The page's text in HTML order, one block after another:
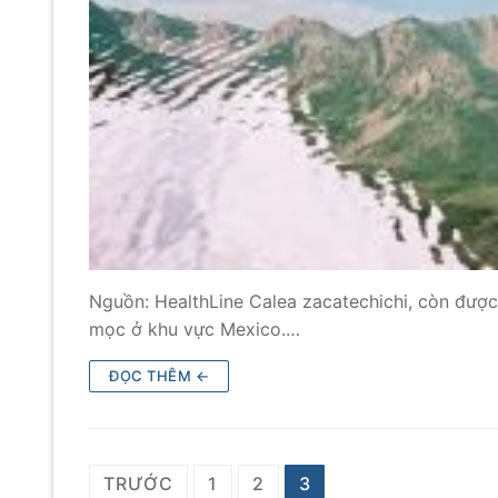
Nguồn: HealthLine Calea zacatechichi, còn
mọc ở khu vực Mexico.…
ĐỌC THÊM ←
TRƯỚC 1 2 3